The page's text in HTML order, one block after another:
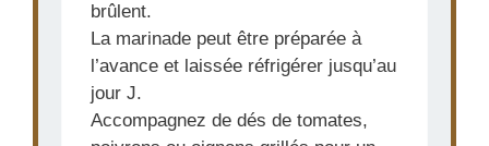
brûlent.
La marinade peut être préparée à
l’avance et laissée réfrigérer jusqu’au
jour J.
Accompagnez de dés de tomates,